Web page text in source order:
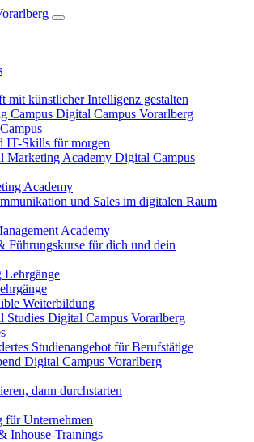
mit künstlicher Intelligenz gestalten
IT-Skills für morgen
Academy
und Sales im digitalen Raum
Academy
Führungskurse für dich und dein
Weiterbildung
Studienangebot für Berufstätige
dann durchstarten
für Unternehmen
Inhouse-Trainings